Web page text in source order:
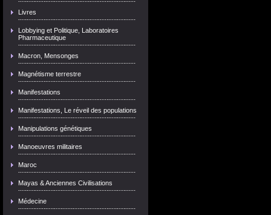
Livres
Lobbying et Politique, Laboratoires
Pharmaceutique
Macron, Mensonges
Magnétisme terrestre
Manifestations
Manifestations, Le réveil des populations
Manipulations génétiques
Manoeuvres militaires
Maroc
Mayas & Anciennes Civilisations
Médecine